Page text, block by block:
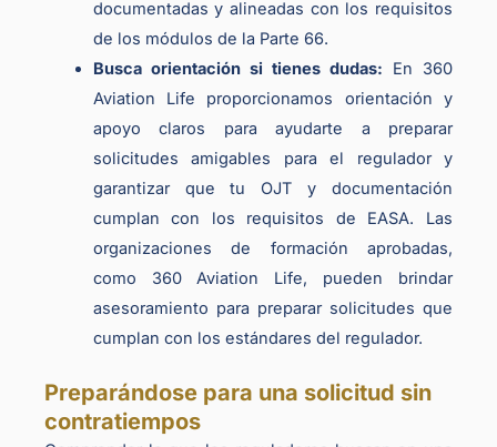
documentadas y alineadas con los requisitos
de los módulos de la Parte 66.
Busca orientación si tienes dudas: En 360
Aviation Life proporcionamos orientación y
apoyo claros para ayudarte a preparar
solicitudes amigables para el regulador y
garantizar que tu OJT y documentación
cumplan con los requisitos de EASA. Las
organizaciones de formación aprobadas,
como 360 Aviation Life, pueden brindar
asesoramiento para preparar solicitudes que
cumplan con los estándares del regulador.
Preparándose para una solicitud sin
contratiempos